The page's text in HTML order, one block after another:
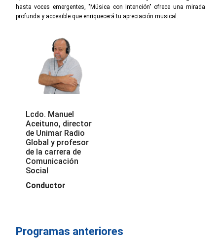
hasta voces emergentes, "Música con Intención" ofrece una mirada
profunda y accesible que enriquecerá tu apreciación musical.
Lcdo. Manuel
Aceituno, director
de Unimar Radio
Global y profesor
de la carrera de
Comunicación
Social
Conductor
Programas anteriores